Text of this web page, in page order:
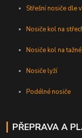
Střešní nosiče dle
Nosiče kol na
Nosiče kol na
Nosiče lyží
Podélné nosiče
PŘEPRAVA A